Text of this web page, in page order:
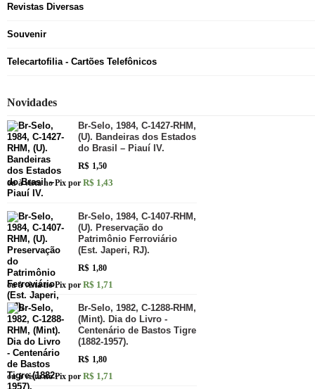
Revistas Diversas
Souvenir
Telecartofilia - Cartões Telefônicos
Novidades
Br-Selo, 1984, C-1427-RHM,
(U). Bandeiras dos Estados
do Brasil – Piauí IV.
R$ 1,50
ou à vista no Pix por R$ 1,43
Br-Selo, 1984, C-1407-RHM,
(U). Preservação do
Patrimônio Ferroviário
(Est. Japeri, RJ).
R$ 1,80
ou à vista no Pix por R$ 1,71
Br-Selo, 1982, C-1288-RHM,
(Mint). Dia do Livro -
Centenário de Bastos Tigre
(1882-1957).
R$ 1,80
ou à vista no Pix por R$ 1,71